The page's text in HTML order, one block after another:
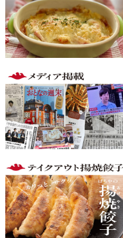
Instagram
facebook